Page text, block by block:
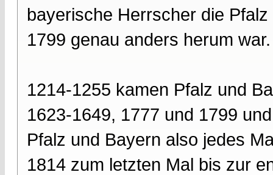
bayerische Herrscher die
1799 genau anders herum war.
1214-1255 kamen Pfalz und
1623-1649, 1777 und 1799
Pfalz und Bayern also jedes
1814 zum letzten Mal bis zur